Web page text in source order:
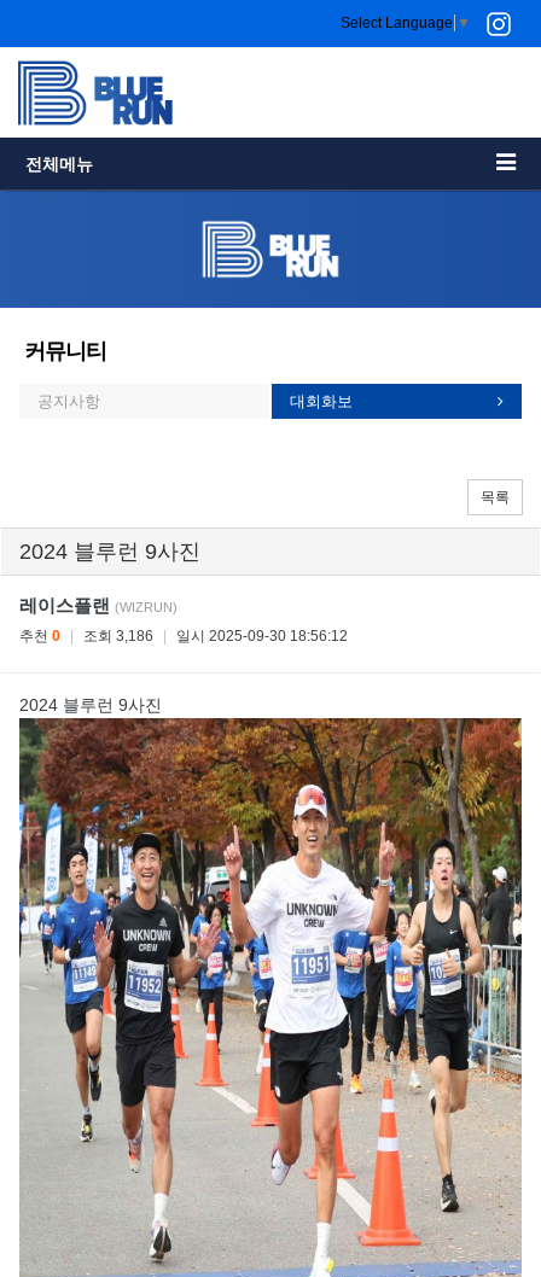
Select Language ▼
전체메뉴
커뮤니티
공지사항 대회화보
목록
2024 블루런 9사진
레이스플랜 (WIZRUN)
추천 0 | 조회 3,186 | 일시 2025-09-30 18:56:12
2024 블루런 9사진